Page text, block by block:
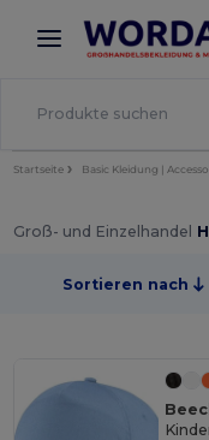
× Wordans
Bessere Preise
Startseite Basic Kleidung |
Groß- und Einzelhandel
Sortieren nach